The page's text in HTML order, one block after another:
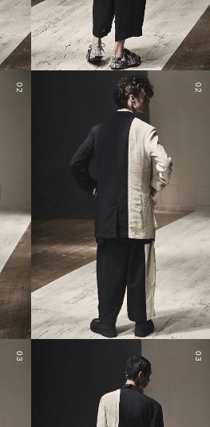
02 02
03 03